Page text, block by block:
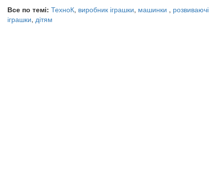
Все по темі: ТехноК, виробник іграшки, машинки , розвиваючі
іграшки, дітям